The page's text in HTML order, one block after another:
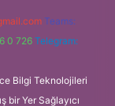
Teams:
0 726 Telegram:
Bilgi Teknolojileri
bir Yer Sağlayıcı